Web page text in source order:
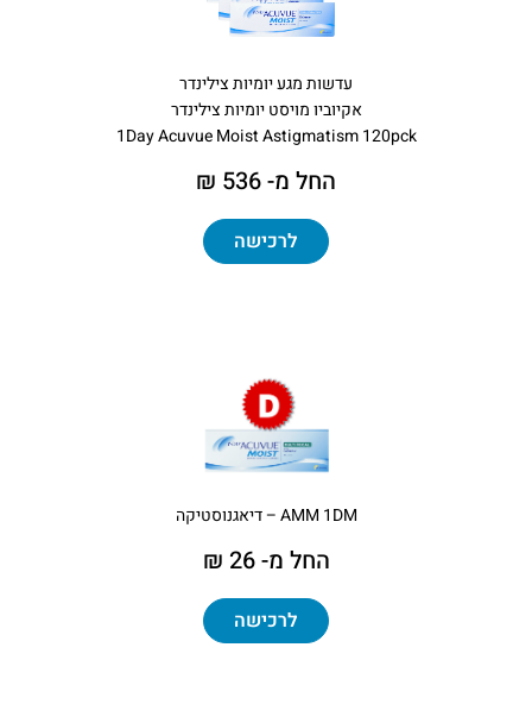
עדשות מגע יומיות צילינדר
אקיוביו מויסט יומיות צילינדר
1Day Acuvue Moist Astigmatism 120pck
החל מ- 536 ₪
לרכישה
AMM 1DM – דיאגנוסטיקה
החל מ- 26 ₪
לרכישה